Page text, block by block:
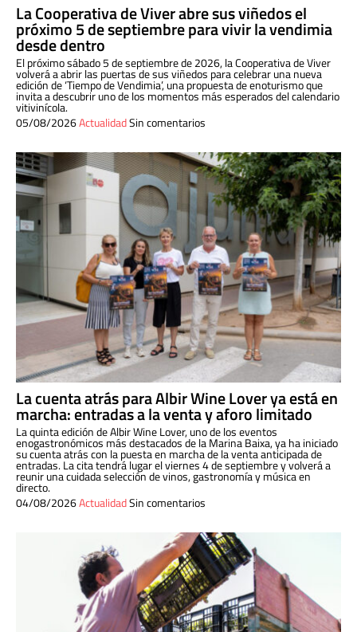
La Cooperativa de Viver abre sus viñedos el
próximo 5 de septiembre para vivir la vendimia
desde dentro
El próximo sábado 5 de septiembre de 2026, la Cooperativa de Viver
volverá a abrir las puertas de sus viñedos para celebrar una nueva
edición de ‘Tiempo de Vendimia’, una propuesta de enoturismo que
invita a descubrir uno de los momentos más esperados del calendario
vitivinícola.
05/08/2026ActualidadSin comentarios
La cuenta atrás para Albir Wine Lover ya está en
marcha: entradas a la venta y aforo limitado
La quinta edición de Albir Wine Lover, uno de los eventos
enogastronómicos más destacados de la Marina Baixa, ya ha iniciado
su cuenta atrás con la puesta en marcha de la venta anticipada de
entradas. La cita tendrá lugar el viernes 4 de septiembre y volverá a
reunir una cuidada selección de vinos, gastronomía y música en
directo.
04/08/2026ActualidadSin comentarios